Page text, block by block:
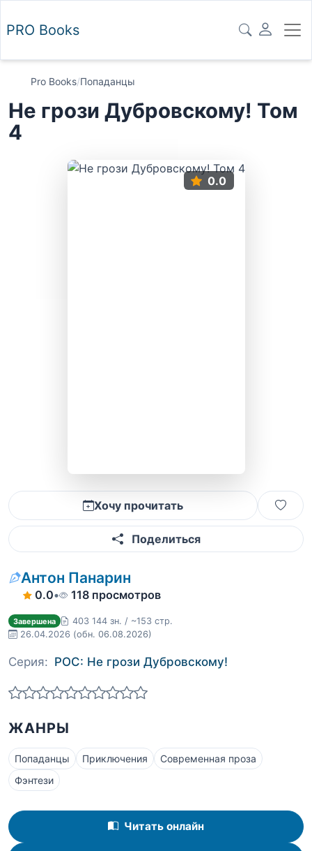
PRO Books
Pro Books/Попаданцы
Не грози Дубровскому! Том
4
0.0
Хочу прочитать
Поделиться
Антон Панарин
0.0• 118 просмотров
Завершена
403 144 зн. / ~153 стр.
26.04.2026 (обн. 06.08.2026)
Серия: РОС: Не грози Дубровскому!
ЖАНРЫ
Попаданцы Приключения
Современная проза
Фэнтези
Читать онлайн